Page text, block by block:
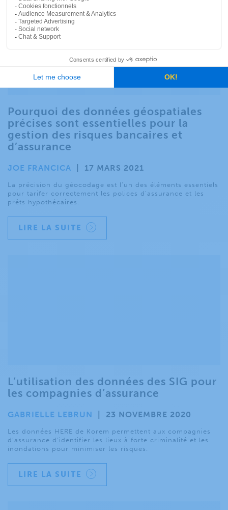
Pourquoi des données géospatiales
précises sont essentielles pour la
gestion des risques bancaires et
d’assurance
JOE FRANCICA 17 MARS 2021
La précision du géocodage est l’un des éléments essentiels
pour tarifer correctement les polices d’assurance et les
prêts hypothécaires.
LIRE LA SUITE
L’utilisation des données des SIG pour
les compagnies d’assurance
GABRIELLE LEBRUN 23 NOVEMBRE 2020
Les données HERE de Korem permettent aux compagnies
d’assurance d’identifier les lieux à forte criminalité et les
inondations pour minimiser les risques.
LIRE LA SUITE